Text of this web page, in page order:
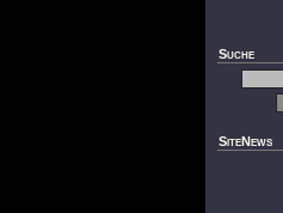
Suche
SiteNews